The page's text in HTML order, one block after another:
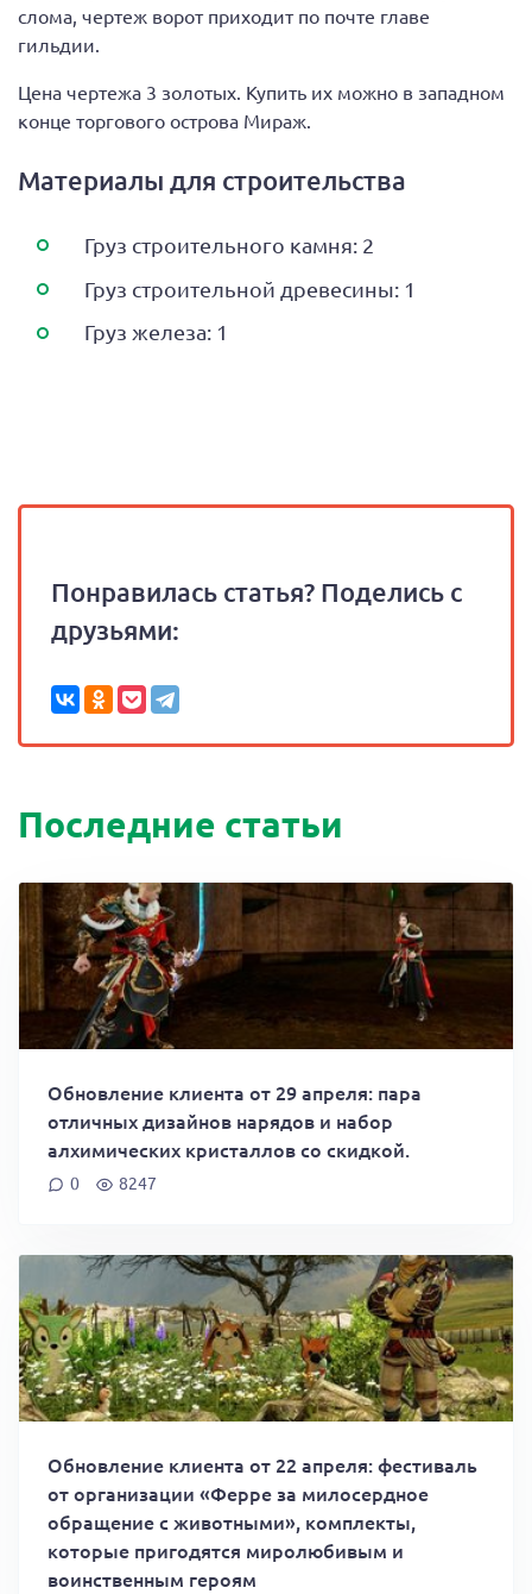
слома, чертеж ворот приходит по почте главе
гильдии.
Цена чертежа 3 золотых. Купить их можно в западном
конце торгового острова Мираж.
Материалы для строительства
Груз строительного камня: 2
Груз строительной древесины: 1
Груз железа: 1
Понравилась статья? Поделись с
друзьями:
Последние статьи
Обновление клиента от 29 апреля: пара
отличных дизайнов нарядов и набор
алхимических кристаллов со скидкой.
0 8247
Обновление клиента от 22 апреля: фестиваль
от организации «Ферре за милосердное
обращение с животными», комплекты,
которые пригодятся миролюбивым и
воинственным героям